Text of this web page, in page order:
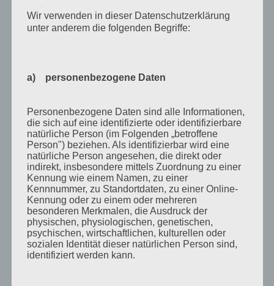
Juni 2011
Mai 2011
Januar 2011
Dezember 2010
November 2010
Oktober 2010
September 2010
August 2010
Juli 2010
Juni 2010
Wir verwenden in dieser Datenschutzerklärung
unter anderem die folgenden Begriffe:
a) personenbezogene Daten
Personenbezogene Daten sind alle Informationen,
die sich auf eine identifizierte oder identifizierbare
natürliche Person (im Folgenden „betroffene
Person") beziehen. Als identifizierbar wird eine
natürliche Person angesehen, die direkt oder
indirekt, insbesondere mittels Zuordnung zu einer
Kennung wie einem Namen, zu einer
Kennnummer, zu Standortdaten, zu einer Online-
Kennung oder zu einem oder mehreren
besonderen Merkmalen, die Ausdruck der
physischen, physiologischen, genetischen,
psychischen, wirtschaftlichen, kulturellen oder
sozialen Identität dieser natürlichen Person sind,
identifiziert werden kann.